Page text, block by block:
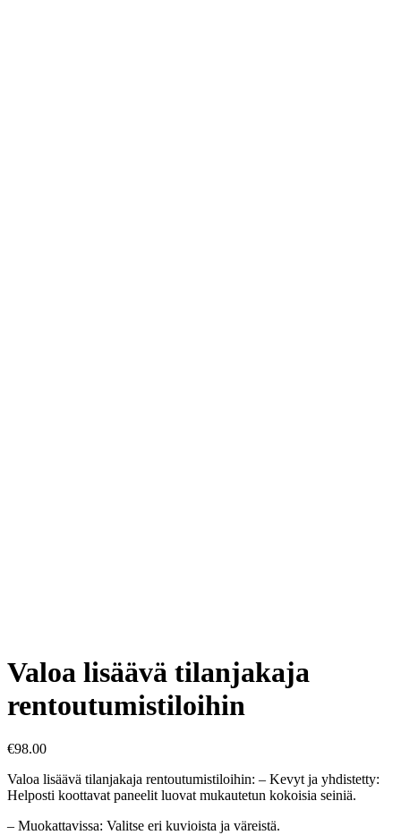
Valoa lisäävä tilanjakaja
rentoutumistiloihin
€98.00
Valoa lisäävä tilanjakaja rentoutumistiloihin: – Kevyt ja yhdistetty:
Helposti koottavat paneelit luovat mukautetun kokoisia seiniä.
– Muokattavissa: Valitse eri kuvioista ja väreistä.